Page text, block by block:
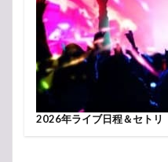
2026年ライブ日程＆セトリ